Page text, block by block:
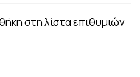
στη λίστα επιθυμιών